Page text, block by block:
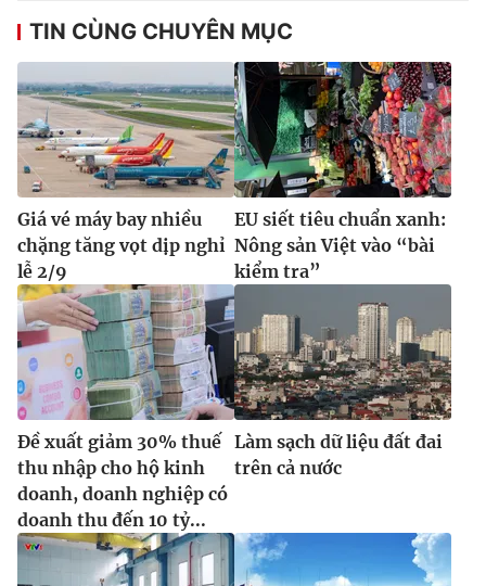
TIN CÙNG CHUYÊN MỤC
Giá vé máy bay nhiều
chặng tăng vọt dịp nghỉ
lễ 2/9
EU siết tiêu chuẩn xanh:
Nông sản Việt vào “bài
kiểm tra”
Đề xuất giảm 30% thuế
thu nhập cho hộ kinh
doanh, doanh nghiệp có
doanh thu đến 10 tỷ...
Làm sạch dữ liệu đất đai
trên cả nước